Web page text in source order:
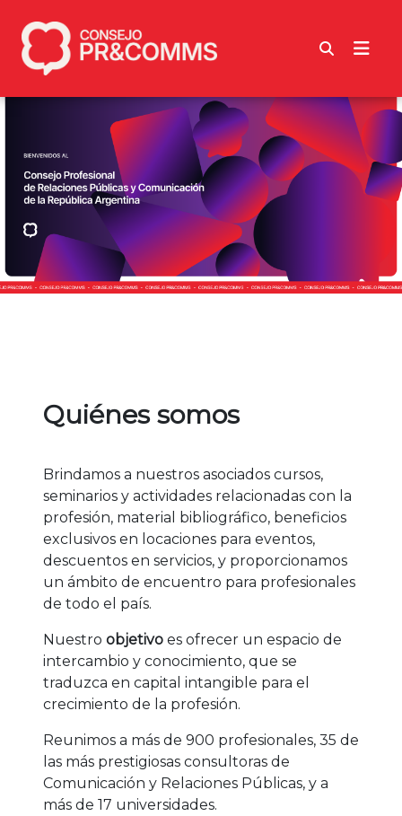
Quiénes somos
Brindamos a nuestros asociados cursos,
seminarios y actividades relacionadas con la
profesión, material bibliográfico, beneficios
exclusivos en locaciones para eventos,
descuentos en servicios, y proporcionamos
un ámbito de encuentro para profesionales
de todo el país.
Nuestro objetivo es ofrecer un espacio de
intercambio y conocimiento, que se
traduzca en capital intangible para el
crecimiento de la profesión.
Reunimos a más de 900 profesionales, 35 de
las más prestigiosas consultoras de
Comunicación y Relaciones Públicas, y a
más de 17 universidades.